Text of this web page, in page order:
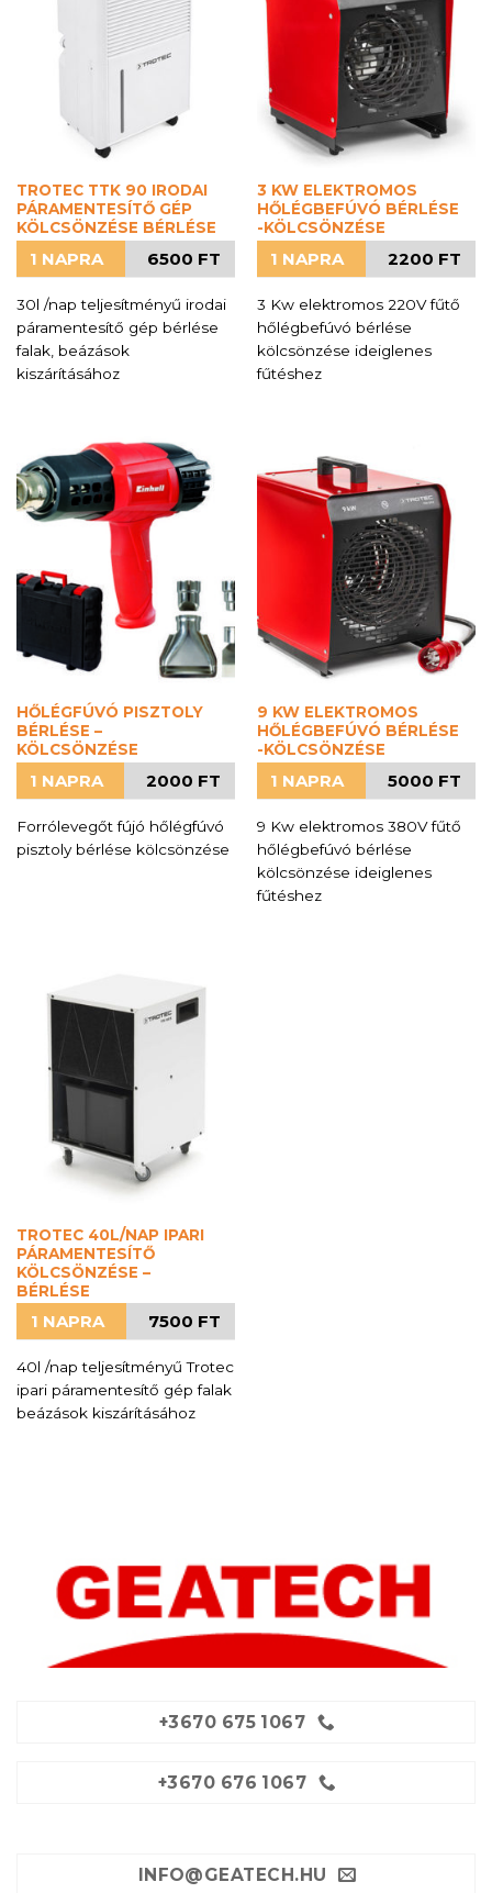
TROTEC TTK 90 IRODAI
PÁRAMENTESÍTŐ GÉP
KÖLCSÖNZÉSE BÉRLÉSE
1 NAPRA 6500 FT
30l /nap teljesítményű irodai
páramentesítő gép bérlése
falak, beázások
kiszárításához
3 KW ELEKTROMOS
HŐLÉGBEFÚVÓ BÉRLÉSE
-KÖLCSÖNZÉSE
1 NAPRA 2200 FT
3 Kw elektromos 220V fűtő
hőlégbefúvó bérlése
kölcsönzése ideiglenes
fűtéshez
HŐLÉGFÚVÓ PISZTOLY
BÉRLÉSE –
KÖLCSÖNZÉSE
1 NAPRA 2000 FT
Forrólevegőt fújó hőlégfúvó
pisztoly bérlése kölcsönzése
9 KW ELEKTROMOS
HŐLÉGBEFÚVÓ BÉRLÉSE
-KÖLCSÖNZÉSE
1 NAPRA 5000 FT
9 Kw elektromos 380V fűtő
hőlégbefúvó bérlése
kölcsönzése ideiglenes
fűtéshez
TROTEC 40L/NAP IPARI
PÁRAMENTESÍTŐ
KÖLCSÖNZÉSE –
BÉRLÉSE
1 NAPRA 7500 FT
40l /nap teljesítményű Trotec
ipari páramentesítő gép falak
beázások kiszárításához
+3670 675 1067
+3670 676 1067
INFO@GEATECH.HU